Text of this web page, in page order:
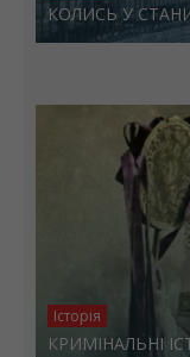
КОЛИСЬ У
Історія
КРИМІНАЛЬНІ